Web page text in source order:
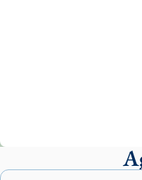
presidit aquest 27
Santes de Mataró.